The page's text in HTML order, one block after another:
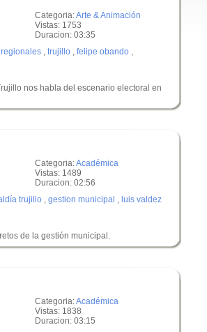
Categoria:Arte & Animación
Vistas: 1753
Duracion: 03:35
, trujillo , felipe obando ,
nos habla del escenario electoral en
Categoria:Académica
Vistas: 1489
Duracion: 02:56
trujillo , gestion municipal , luis valdez
de la gestión municipal.
Categoria:Académica
Vistas: 1838
Duracion: 03:15